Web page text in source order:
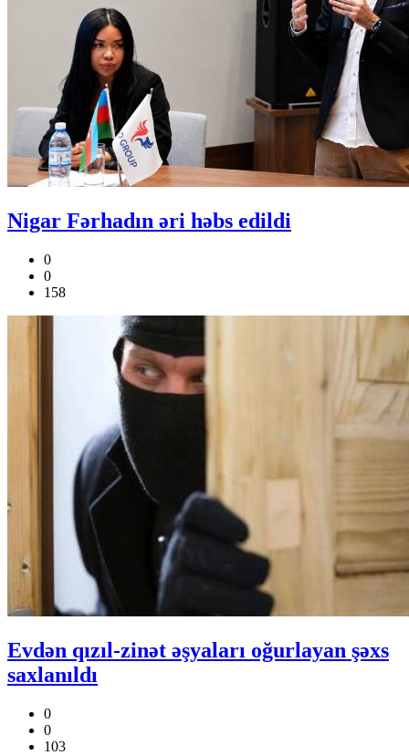
Nigar Fərhadın əri həbs edildi
0
0
158
Evdən qızıl-zinət əşyaları oğurlayan şəxs
saxlanıldı
0
0
103